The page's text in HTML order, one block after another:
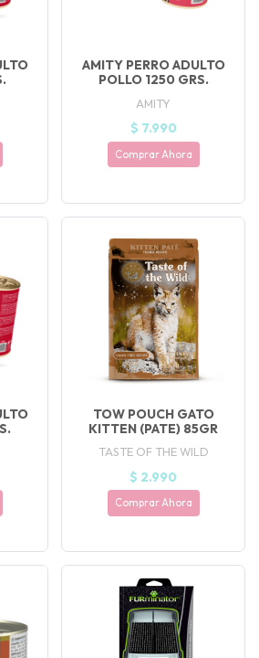
AMITY PERRO ADULTO
POLLO 1250 GRS.
AMITY
$ 7.990
Comprar Ahora
TOW POUCH GATO
KITTEN (PATE) 85GR
TASTE OF THE WILD
$ 2.990
Comprar Ahora